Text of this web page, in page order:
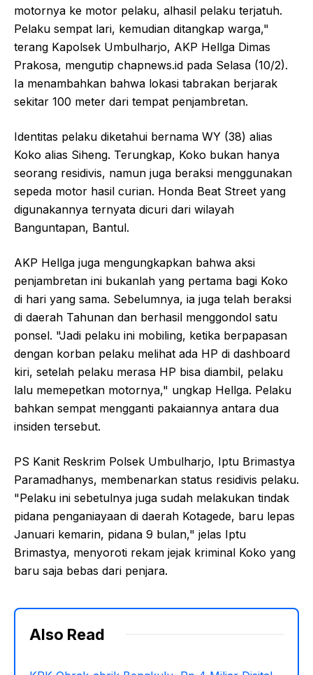
motornya ke motor pelaku, alhasil pelaku terjatuh.
Pelaku sempat lari, kemudian ditangkap warga,"
terang Kapolsek Umbulharjo, AKP Hellga Dimas
Prakosa, mengutip chapnews.id pada Selasa (10/2).
Ia menambahkan bahwa lokasi tabrakan berjarak
sekitar 100 meter dari tempat penjambretan.
Identitas pelaku diketahui bernama WY (38) alias
Koko alias Siheng. Terungkap, Koko bukan hanya
seorang residivis, namun juga beraksi menggunakan
sepeda motor hasil curian. Honda Beat Street yang
digunakannya ternyata dicuri dari wilayah
Banguntapan, Bantul.
AKP Hellga juga mengungkapkan bahwa aksi
penjambretan ini bukanlah yang pertama bagi Koko
di hari yang sama. Sebelumnya, ia juga telah beraksi
di daerah Tahunan dan berhasil menggondol satu
ponsel. "Jadi pelaku ini mobiling, ketika berpapasan
dengan korban pelaku melihat ada HP di dashboard
kiri, setelah pelaku merasa HP bisa diambil, pelaku
lalu memepetkan motornya," ungkap Hellga. Pelaku
bahkan sempat mengganti pakaiannya antara dua
insiden tersebut.
PS Kanit Reskrim Polsek Umbulharjo, Iptu Brimastya
Paramadhanys, membenarkan status residivis pelaku.
"Pelaku ini sebetulnya juga sudah melakukan tindak
pidana penganiayaan di daerah Kotagede, baru lepas
Januari kemarin, pidana 9 bulan," jelas Iptu
Brimastya, menyoroti rekam jejak kriminal Koko yang
baru saja bebas dari penjara.
Also Read